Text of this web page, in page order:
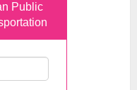
Public